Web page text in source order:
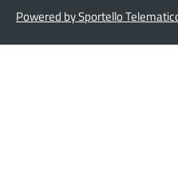
Powered by Sportello